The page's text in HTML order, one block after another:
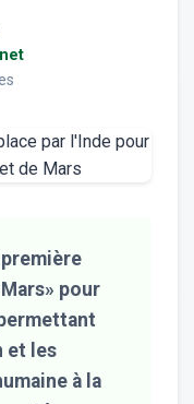
première
pour
et les
à la